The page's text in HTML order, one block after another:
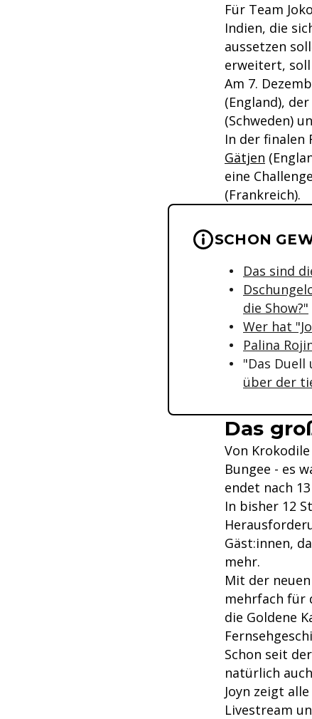
Für Team
Indien, die
aussetzen
erweitert, soll
Am 7.
(England),
(Schweden)
In der finalen
Gätjen
eine
(Frankreich).
Wichtige
SCHON
Das sind
die Show?"
Wer hat
Palina
"Das Duell
über der
Das
Von
Bungee - es
endet nach
In bisher 12
Gäst:innen,
mehr.
Mit der
mehrfach für
die Goldene
Schon seit
natürlich
Joyn zeigt
Livestream